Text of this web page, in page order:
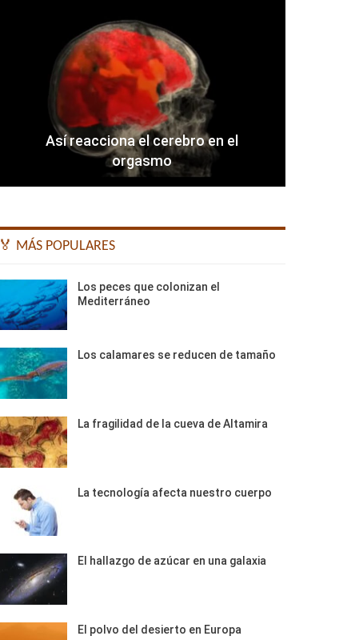
Así reacciona el cerebro en el
orgasmo
🏅 MÁS POPULARES
Los peces que colonizan el
Mediterráneo
Los calamares se reducen de tamaño
La fragilidad de la cueva de Altamira
La tecnología afecta nuestro cuerpo
El hallazgo de azúcar en una galaxia
El polvo del desierto en Europa